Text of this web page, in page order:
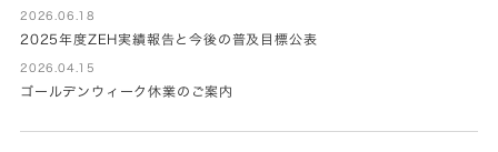
2026.06.18
2025年度ZEH実績報告と今後の普及目標公表
2026.04.15
ゴールデンウィーク休業のご案内